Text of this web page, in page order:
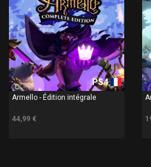
PS4
Armello - Édition intégrale
44,99 €